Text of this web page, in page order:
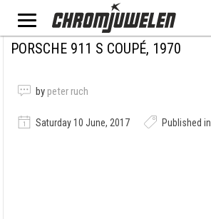
PORSCHE 911 S COUPÉ, 1970
by peter ruch
Saturday 10 June, 2017 Published in